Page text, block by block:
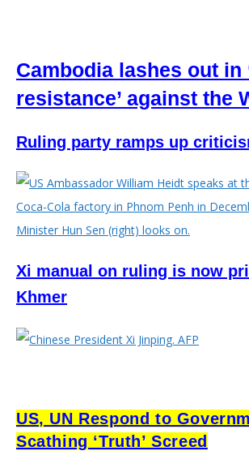
Cambodia lashes out in
resistance’ against the
Ruling party ramps up
Xi manual on ruling is now
Khmer
US, UN Respond to
Scathing ‘Truth’ Screed